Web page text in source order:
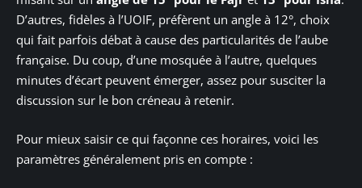
D’autres, fidèles à l’UOIF, préfèrent un angle à 12°, choix
qui fait parfois débat à cause des particularités de l’aube
française. Du coup, d’une mosquée à l’autre, quelques
minutes d’écart peuvent émerger, assez pour susciter la
discussion sur le bon créneau à retenir.
Pour mieux saisir ce qui façonne ces horaires, voici les
paramètres généralement pris en compte :